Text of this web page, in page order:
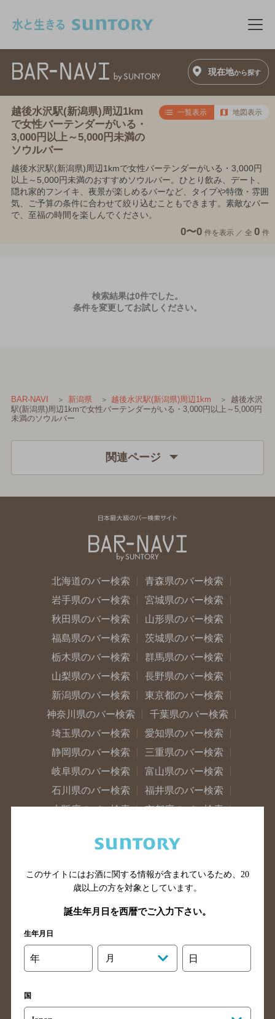
メ
現在地から探す
越後水沢駅(新潟県)周辺1km
で女性バーテンダーがいる・
3,000円以上～5,000円未満の
ソウルバー
一覧表示 地図表示
越後水沢駅(新潟県)周辺1kmで女性バーテンダーがいる・3,000円
以上～5,000円未満のおすすめソウルバー。ひとり飲み、デート、
隠れ家的フンイキ、夜景が楽しめるバーなど、タイプや特徴・雰囲
気、ご予算の条件に合わせて絞り込むこともできます。素敵なバー
で、至福の時間を楽しんでください。
0〜0 件を表示 ／ 全 0 件
検索結果は0件でした。
条件を変更してお試しください。
BAR-NAVI 新潟県 越後水沢駅(新潟県)周辺1km
越後水沢
駅(新潟県)周辺1kmで女性バーテンダーがいる・3,000円以上～5,000円
未満のソウルバー
関連ページ
北海道のバー検索
青森県のバー検索
岩手県のバー検索
宮城県のバー検索
秋田県のバー検索
山形県のバー検索
福島県のバー検索
茨城県のバー検索
栃木県のバー検索
群馬県のバー検索
山梨県のバー検索
長野県のバー検索
新潟県のバー検索
東京都のバー検索
神奈川県のバー検索
千葉県のバー検索
埼玉県のバー検索
愛知県のバー検索
静岡県のバー検索
三重県のバー検索
岐阜県のバー検索
富山県のバー検索
石川県のバー検索
福井県のバー検索
大阪府のバー検索
京都府のバー検索
滋賀県のバー検索
和歌山県のバー検索
山口県のバー検索
鳥取県のバー検索
島根県のバー検索
徳島県のバー検索
高知県のバー検索
福岡県のバー検索
長崎県のバー検索
佐賀県のバー検索
このサイトにはお酒に関する情報が含まれているため、 20
歳以上の方を対象としています。
誕生年月日を西暦でご入力下さい。
生年月日
年 月 日
国